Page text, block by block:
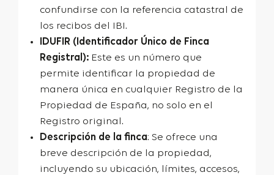
confundirse con la referencia catastral de
los recibos del IBI.
IDUFIR (Identificador Único de Finca
Registral): Este es un número que
permite identificar la propiedad de
manera única en cualquier Registro de la
Propiedad de España, no solo en el
Registro original.
Descripción de la finca: Se ofrece una
breve descripción de la propiedad,
incluyendo su ubicación, límites, accesos,